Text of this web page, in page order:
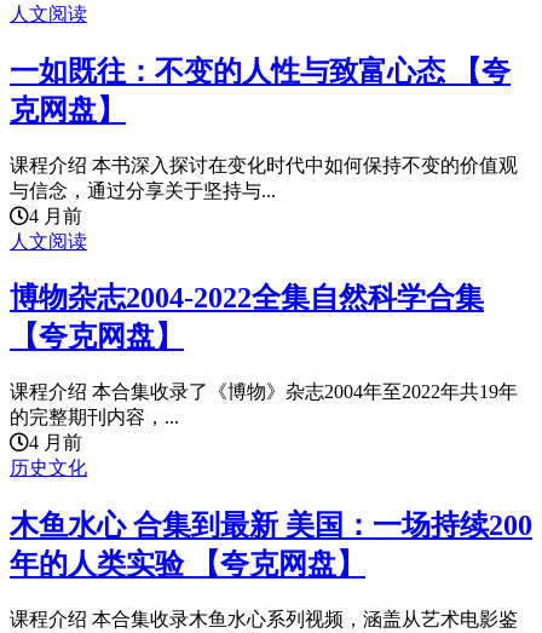
人文阅读
一如既往：不变的人性与致富心态 【夸
克网盘】
课程介绍 本书深入探讨在变化时代中如何保持不变的价值观
与信念，通过分享关于坚持与...
4 月前
人文阅读
博物杂志2004-2022全集自然科学合集
【夸克网盘】
课程介绍 本合集收录了《博物》杂志2004年至2022年共19年
的完整期刊内容，...
4 月前
历史文化
木鱼水心 合集到最新 美国：一场持续200
年的人类实验 【夸克网盘】
课程介绍 本合集收录木鱼水心系列视频，涵盖从艺术电影鉴